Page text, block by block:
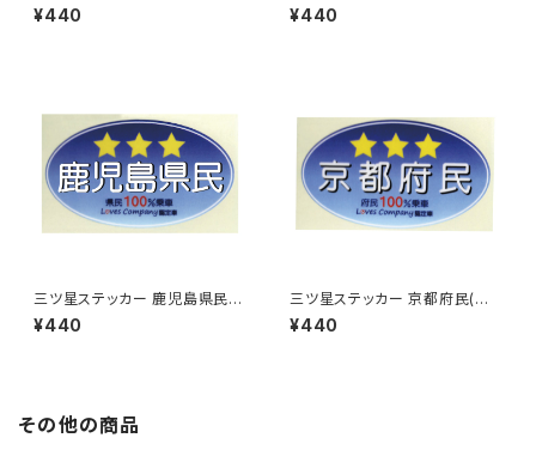
ルー)
¥440 ルー)
¥440
三ツ星ステッカー 鹿児島県民
(ブルー)
¥440
三ツ星ステッカー 京都府民(ブ
ルー)
¥440
その他の商品